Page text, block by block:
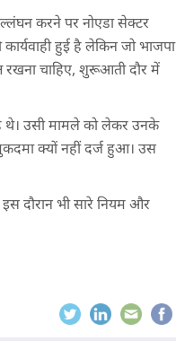
करने पर नोएडा सेक्टर
हुई है लेकिन जो भाजपा
रखना चाहिए, शुरूआती दौर में
थे। उसी मामले को लेकर उनके
क्यों नहीं दर्ज हुआ। उस
दौरान भी सारे नियम और